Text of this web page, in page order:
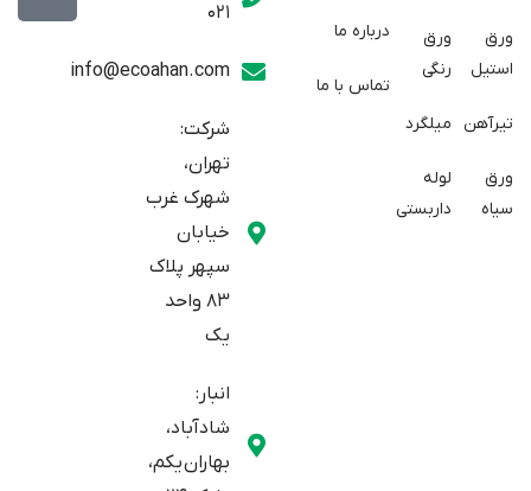
ورق
استیل
تیرآهن
ورق
سیاه
ورق
رنگی
میلگرد
لوله
داربستی
درباره ما
تماس با ما
021
info@ecoahan.com
شرکت:
تهران،
شهرک غرب
خیابان
سپهر پلاک
83 واحد
یک
انبار:
شادآباد،
بهاران یکم،
g